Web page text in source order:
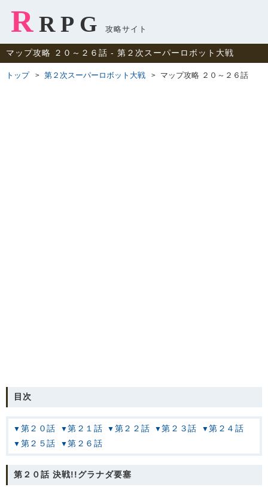
R RPG 攻略サイト
マップ攻略 ２０～２６話 ‐ 第２次スーパーロボット大戦
トップ 第２次スーパーロボット大戦 マップ攻略 ２０～２６話
目次
第２０話 第２１話 第２２話 第２３話
第２４話
第２５話
第２６話
第２０話 決戦!!グラナダ要塞